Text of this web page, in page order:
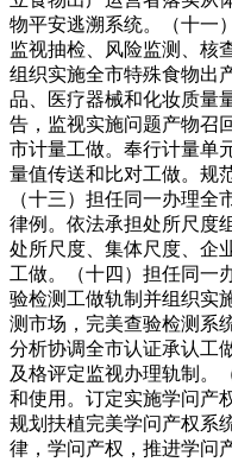
物平安逃溯系统。（十一
监视抽检、风险监测、核
组织实施全市特殊食物出
品、医疗器械和化妆质量
告，监视实施问题产物召
市计量工做。奉行计量单
量值传送和比对工做。规
（十三）担任同一办理
律例。依法承担处所尺度
处所尺度、集体尺度、企
工做。（十四）担任同一
验检测工做轨制并组织实
测市场，完美查验检测系
分析协调全市认证承认工
及格评定监视办理轨制。
和使用。订定实施学问产
规划扶植完美学问产权系
律，学问产权，推进学问